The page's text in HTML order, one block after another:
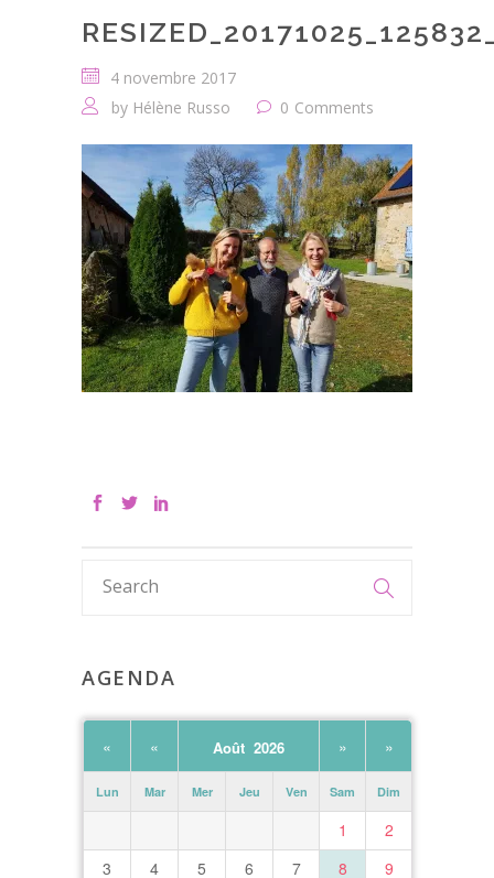
4 novembre 2017
by Hélène Russo 0 Comments
AGENDA
« « Août 2026 » »
Lun Mar Mer Jeu Ven Sam Dim
1
2
3
4 5 6 7 8
9